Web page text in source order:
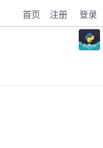
首页 注册 登录